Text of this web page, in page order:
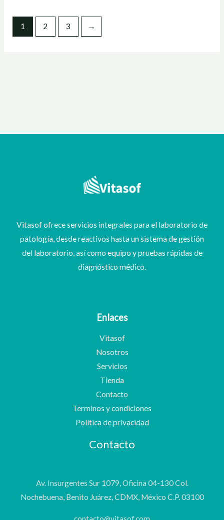
1 2 3 →
Vitasof ofrece servicios integrales para el laboratorio de
patología, desde reactivos hasta un sistema de gestión
del laboratorio, así como equipo y pruebas rápidas de
diagnóstico médico.
Enlaces
Vitasof
Nosotros
Servicios
Tienda
Contacto
Terminos y condiciones
Política de privacidad
Contacto
Av. Insurgentes Sur 1079, Oficina 04-130 Col.
Nochebuena, Benito Juárez, CDMX, México C.P. 03100